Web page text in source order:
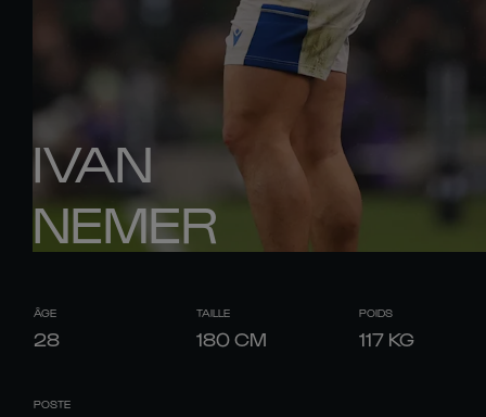
IVAN
NEMER
ÂGE
28
TAILLE
180CM
POIDS
117 KG
POSTE